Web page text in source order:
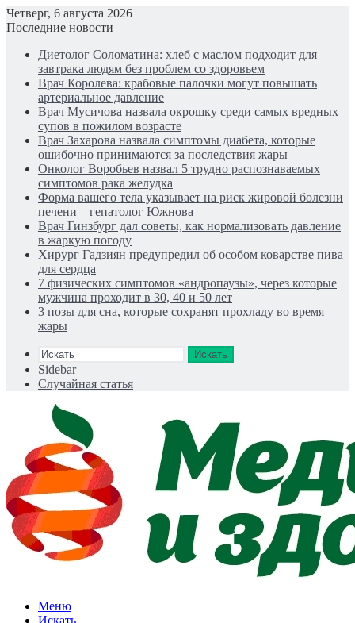
Четверг, 6 августа 2026
Последние новости
Диетолог Соломатина: хлеб с маслом подходит для
завтрака людям без проблем со здоровьем
Врач Королева: крабовые палочки могут повышать
артериальное давление
Врач Мусичова назвала окрошку среди самых вредных
супов в пожилом возрасте
Врач Захарова назвала симптомы диабета, которые
ошибочно принимаются за последствия жары
Онколог Воробьев назвал 5 трудно распознаваемых
симптомов рака желудка
Форма вашего тела указывает на риск жировой болезни
печени – гепатолог Южнова
Врач Гинзбург дал советы, как нормализовать давление
в жаркую погоду
Хирург Гадзиян предупредил об особом коварстве пива
для сердца
7 физических симптомов «андропаузы», через которые
мужчина проходит в 30, 40 и 50 лет
3 позы для сна, которые сохранят прохладу во время
жары
Искать
Sidebar
Случайная статья
Меню
Искать